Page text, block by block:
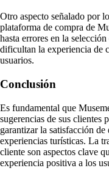
Otro aspecto señalado por
plataforma de compra de
hasta errores en la
dificultan la experiencia de
usuarios.
Conclusión
Es fundamental que
sugerencias de sus clientes
garantizar la satisfacción
experiencias turísticas. La
cliente son aspectos clave
experiencia positiva a los